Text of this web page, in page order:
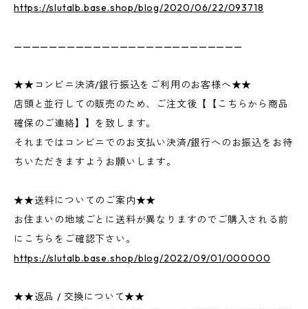
https://slutalb.base.shop/blog/2020/06/22/093718
——————————————————————————
★★コンビニ決済/銀行振込をご利用のお客様へ★★
店頭と並行しての販売のため、ご注文後【【こちらから商品
確保のご連絡】】を致します。
それまではコンビニでのお支払い決済/銀行へのお振込をお待
ちいただきますようお願いします。
★★送料についてのご案内★★
お住まいの地域ごとに送料が異なりますのでご購入される前
にこちらをご確認下さい。
https://slutalb.base.shop/blog/2022/09/01/000000
★★返品 / 交換について★★